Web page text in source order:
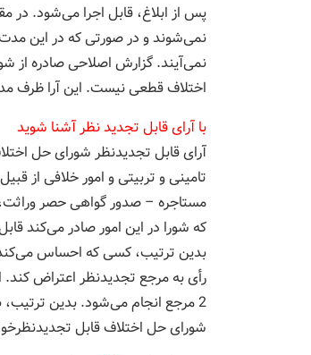
پس از ابلاغ، قابل اجرا می‌شود. در
نمی‌شوند و در صورتی که در این مدت
اختلاف قطعی نیست. این آرا ظرف مدت 20 روز از تاریخ ابلاغ، قابل
با آرای قابل تجدید نظر آشنا شوید
آرای قابل تجدیدنظر شورای حل
تامینی و تربیتی و امور خلافی از
مستاجره – صدور گواهی حصر وراثت،
که شورا در این امور صادر می‌کند
بدین ترتیب، کسی که احساس می‌کند
رأی به مرجع تجدیدنظر اعتراض
2 مرجع انجام می‌شود. بدین ترتیب،
شورای حل اختلاف قابل